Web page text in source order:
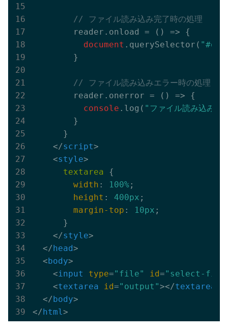
// ファイル読み込み完了時の処理
        reader.onload =
() => {
document .querySelector(
        }
// ファイル読み込みエラー時の処理
        reader.onerror =
() => {
console .log( "ファイル読み込みエ
        }
      }
</script>
<style>
textarea {
width : 100% ;
height : 400px ;
margin-top : 10px ;
      }
</style>
</head>
<body>
<input type="file" id="select-
<textarea id="output"></textarea
</body>
</html >